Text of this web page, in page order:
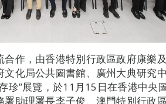
作，由香港特別行政區政府康樂
化局公共圖書館、廣州大典研究
珍”展覽，於11月15日在香港中央
助理署長李子俊、澳門特別行政